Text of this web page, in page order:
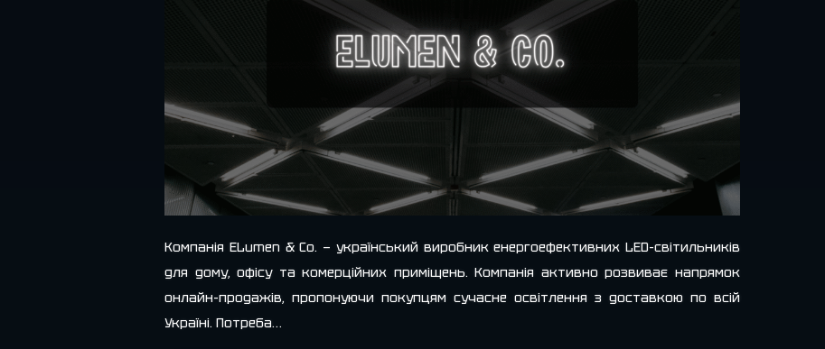
Компанія ELumen & Co. — український виробник енергоефективних LED-світильників
для дому, офісу та комерційних приміщень. Компанія активно розвиває напрямок
онлайн-продажів, пропонуючи покупцям сучасне освітлення з доставкою по всій
Україні. Потреба…